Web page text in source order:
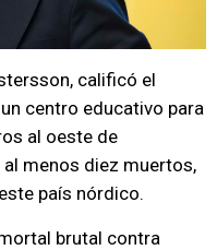
calificó el
centro educativo para
al oeste de
menos diez muertos,
país nórdico.
brutal contra